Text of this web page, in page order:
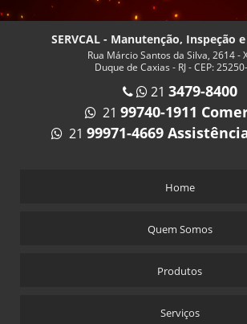
ISOLAMENTO TERMICO PARA CALDEIRAS RJ
MANUTENÇÃO CALDEIRA A GÁS
MANUTENÇÃO CALDEIRA A LENHA
MANUTENÇÃO CALDEIRA RJ
MANUTENÇÃO CALDEIRAS E AQUECEDORES
MANUTENÇÃO DE CALDEIRAS A VAPOR
MANUTENÇÃO DE QUEIMADORES INDUSTRIAIS
MANUTENÇÃO EM CALDEIRAS INDUSTRIAIS
MANUTENÇÃO PREVENTIVA EM CALDEIRAS
SERVCAL - Manutenção, Inspeção
Rua Márcio Santos da Silva, 2614 -
Duque de Caxias - RJ - CEP:
21 3479-8400
21 99740-1911
21 99971-4669
Home
Quem Somos
Produtos
Serviços